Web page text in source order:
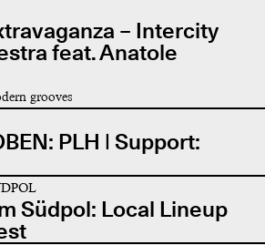
– Intercity
feat. Anatole
grooves
PLH | Support:
Südpol: Local Lineup